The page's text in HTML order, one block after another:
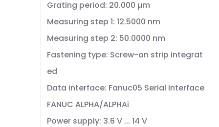
Grating period: 20.000 µm
Measuring step 1: 12.5000 nm
Measuring step 2: 50.0000 nm
Fastening type: Screw-on strip integrat
ed
Data interface: Fanuc05 Serial interface
FANUC ALPHA/ALPHAi
Power supply: 3.6 V ... 14 V